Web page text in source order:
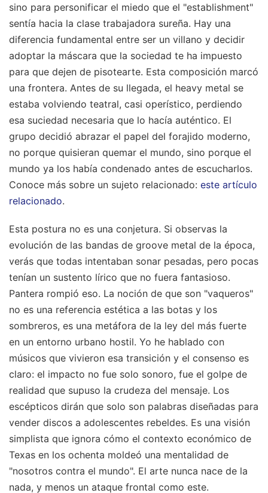
sino para personificar el miedo que el "establishment"
sentía hacia la clase trabajadora sureña. Hay una
diferencia fundamental entre ser un villano y decidir
adoptar la máscara que la sociedad te ha impuesto
para que dejen de pisotearte. Esta composición marcó
una frontera. Antes de su llegada, el heavy metal se
estaba volviendo teatral, casi operístico, perdiendo
esa suciedad necesaria que lo hacía auténtico. El
grupo decidió abrazar el papel del forajido moderno,
no porque quisieran quemar el mundo, sino porque el
mundo ya los había condenado antes de escucharlos.
Conoce más sobre un sujeto relacionado: este artículo
relacionado.
Esta postura no es una conjetura. Si observas la
evolución de las bandas de groove metal de la época,
verás que todas intentaban sonar pesadas, pero pocas
tenían un sustento lírico que no fuera fantasioso.
Pantera rompió eso. La noción de que son "vaqueros"
no es una referencia estética a las botas y los
sombreros, es una metáfora de la ley del más fuerte
en un entorno urbano hostil. Yo he hablado con
músicos que vivieron esa transición y el consenso es
claro: el impacto no fue solo sonoro, fue el golpe de
realidad que supuso la crudeza del mensaje. Los
escépticos dirán que solo son palabras diseñadas para
vender discos a adolescentes rebeldes. Es una visión
simplista que ignora cómo el contexto económico de
Texas en los ochenta moldeó una mentalidad de
"nosotros contra el mundo". El arte nunca nace de la
nada, y menos un ataque frontal como este.